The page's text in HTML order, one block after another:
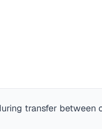
transfer between